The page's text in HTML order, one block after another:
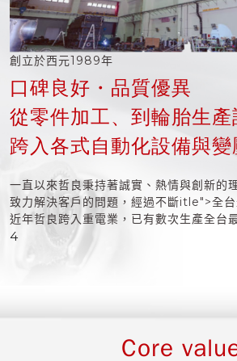
創立於西元1989年
口碑良好・品質優異
從零件加工、到輪胎生產
跨入各式自動化設備與
一直以來哲良秉持著誠實、熱情與創新的
致力解決客戶的問題，經過不斷itle">全
近年哲良跨入重電業，已有數次生產全台
4
Core